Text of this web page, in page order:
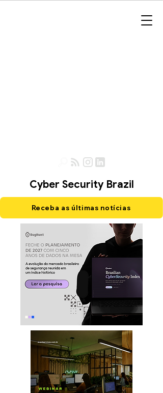
Cyber Security Brazil
Receba as últimas notícias